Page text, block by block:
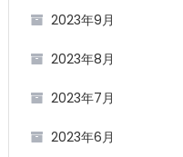
2023年9月
2023年8月
2023年7月
2023年6月